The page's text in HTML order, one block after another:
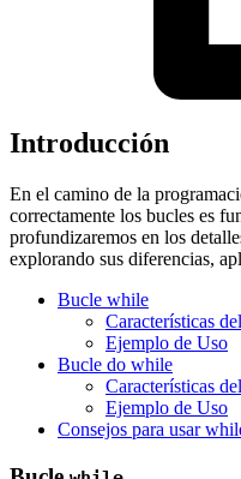
Introducción
En el camino de la
correctamente los bucles es
profundizaremos en los
explorando sus diferencias,
Bucle while
Características
Ejemplo de Uso
Bucle do while
Características
Ejemplo de Uso
Consejos para usar